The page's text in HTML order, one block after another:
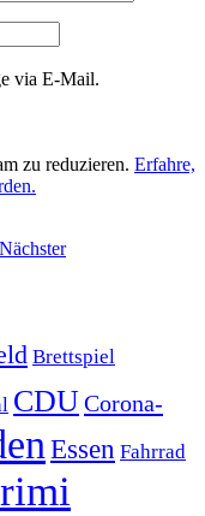
via E-Mail.
zu reduzieren. Erfahre,
Nächster
Brettspiel
CDUCorona-
Essen Fahrrad